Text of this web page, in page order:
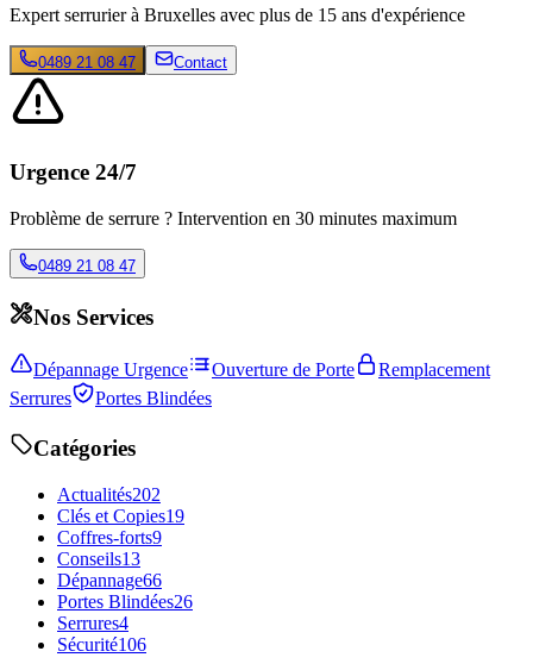
Expert serrurier à Bruxelles avec plus de 15 ans d'expérience
0489 21 08 47 Contact
Urgence 24/7
Problème de serrure ? Intervention en 30 minutes maximum
0489 21 08 47
Nos Services
Dépannage Urgence Ouverture de Porte
Remplacement
Serrures
Portes Blindées
Catégories
Actualités202
Clés et Copies19
Coffres-forts9
Conseils13
Dépannage66
Portes Blindées26
Serrures4
Sécurité106